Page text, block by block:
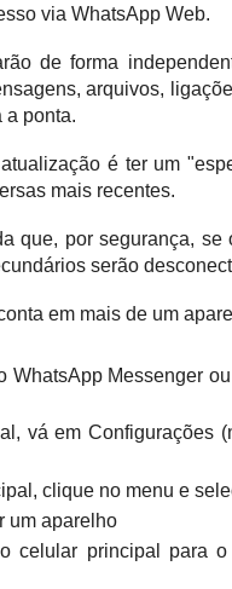
via WhatsApp Web.
de forma
arquivos,
a ponta.
é ter um
mais recentes.
que, por segurança,
serão
em mais de um
WhatsApp Messenger
vá em Configurações
clique no menu e
um aparelho
celular principal para